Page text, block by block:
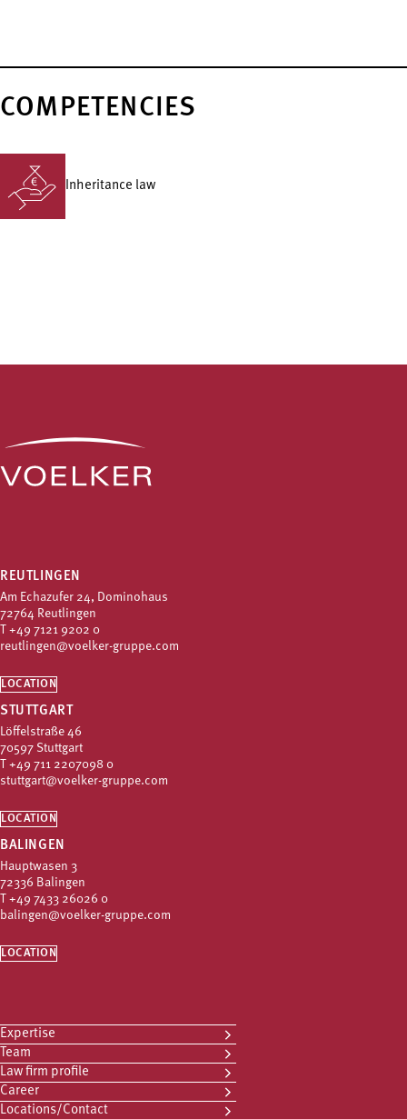
COMPETENCIES
Inheritance law
REUTLINGEN
Am Echazufer 24, Dominohaus
72764 Reutlingen
+49 7121 9202 0
reutlingen@voelker-gruppe.com
LOCATION
STUTTGART
Löffelstraße 46
70597 Stuttgart
+49 711 2207098 0
stuttgart@voelker-gruppe.com
LOCATION
BALINGEN
Hauptwasen 3
72336 Balingen
+49 7433 26026 0
balingen@voelker-gruppe.com
LOCATION
Expertise
Team
Law firm profile
Career
Locations/Contact